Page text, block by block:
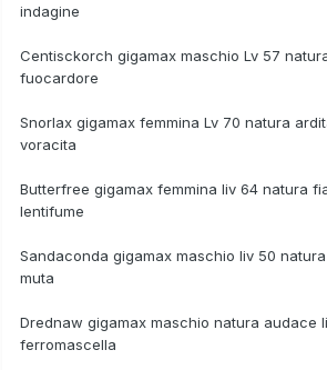
indagine
Centisckorch gigamax maschio Lv 57
fuocardore
Snorlax gigamax femmina Lv 70 natura
voracita
Butterfree gigamax femmina liv 64 natura
lentifume
Sandaconda gigamax maschio liv 50
muta
Drednaw gigamax maschio natura audace
ferromascella